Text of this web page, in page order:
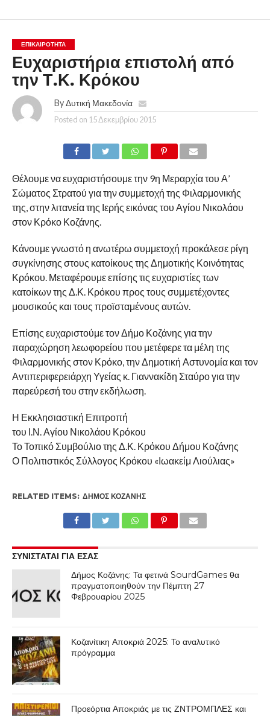
ΕΠΙΚΑΙΡΟΤΗΤΑ
Ευχαριστήρια επιστολή από
την Τ.Κ. Κρόκου
By Δυτική Μακεδονία
Posted on 15 Δεκεμβρίου 2015
Θέλουμε να ευχαριστήσουμε την 9η Μεραρχία του Α’
Σώματος Στρατού για την συμμετοχή της Φιλαρμονικής
της, στην λιτανεία της Ιερής εικόνας του Αγίου Νικολάου
στον Κρόκο Κοζάνης.
Κάνουμε γνωστό η ανωτέρω συμμετοχή προκάλεσε ρίγη
συγκίνησης στους κατοίκους της Δημοτικής Κοινότητας
Κρόκου. Μεταφέρουμε επίσης τις ευχαριστίες των
κατοίκων της Δ.Κ. Κρόκου προς τους συμμετέχοντες
μουσικούς και τους προϊσταμένους αυτών.
Επίσης ευχαριστούμε τον Δήμο Κοζάνης για την
παραχώρηση λεωφορείου που μετέφερε τα μέλη της
Φιλαρμονικής στον Κρόκο, την Δημοτική Αστυνομία και τον
Αντιπεριφερειάρχη Υγείας κ. Γιαννακίδη Σταύρο για την
παρεύρεσή του στην εκδήλωση.
Η Εκκλησιαστική Επιτροπή
του Ι.Ν. Αγίου Νικολάου Κρόκου
Το Τοπικό Συμβούλιο της Δ.Κ. Κρόκου Δήμου Κοζάνης
Ο Πολιτιστικός Σύλλογος Κρόκου «Ιωακείμ Λιούλιας»
RELATED ITEMS: ΔΉΜΟΣ ΚΟΖΆΝΗΣ
ΣΥΝΙΣΤΑΤΑΙ ΓΙΑ ΕΣΑΣ
Δήμος Κοζάνης: Τα φετινά SourdGames θα
πραγματοποιηθούν την Πέμπτη 27
Φεβρουαρίου 2025
Κοζανίτικη Αποκριά 2025: Το αναλυτικό
πρόγραμμα
Προεόρτια Αποκριάς με τις ΖΝΤΡΟΜΠΛΕΣ και